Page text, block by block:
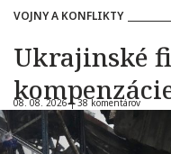
VOJNY A KONFLIKTY
Ukrajinské
08. 08. 2026 |38 komentárov